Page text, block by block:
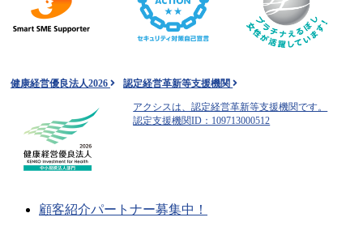
健康経営優良法人2026 認定経営革新等支援機関
アクシスは、認定経営革新等支援機関です。
認定支援機関ID：109713000512
顧客紹介パートナー募集中！